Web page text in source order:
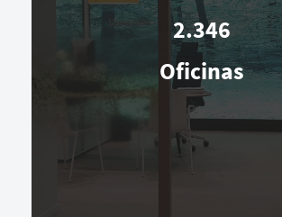
2.346
Oficinas